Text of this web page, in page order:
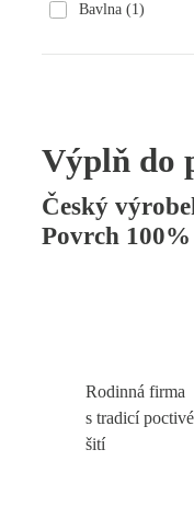
Bavlna (1)
Výplň do
Český
Povrch
Rodinná firma
s tradicí
šití